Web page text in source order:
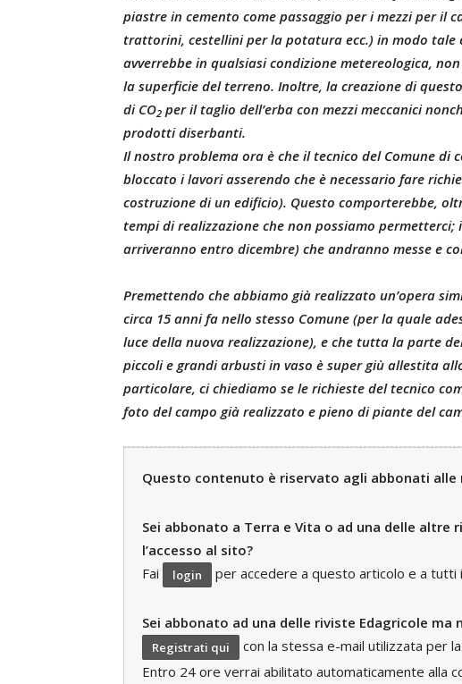
piastre in cemento come passaggio per i mezzi per il
trattorini, cestellini per la potatura ecc.) in modo tale
avverrebbe in qualsiasi condizione metereologica,
la superficie del terreno. Inoltre, la creazione di
di CO2 per il taglio dell’erba con mezzi meccanici
prodotti diserbanti.
Il nostro problema ora è che il tecnico del Comune di
bloccato i lavori asserendo che è necessario fare
costruzione di un edificio). Questo comporterebbe,
tempi di realizzazione che non possiamo
arriveranno entro dicembre) che andranno messe e
Premettendo che abbiamo già realizzato un’opera
circa 15 anni fa nello stesso Comune (per la quale
luce della nuova realizzazione), e che tutta la parte
piccoli e grandi arbusti in vaso è super giù allestita
particolare, ci chiediamo se le richieste del tecnico
foto del campo già realizzato e pieno di piante del
Questo contenuto è riservato agli abbonati alle
Sei abbonato a Terra e Vita o ad una delle
l’accesso al sito?
Fai
login per accedere a questo articolo e a tutti
Sei abbonato ad una delle riviste Edagricole
Registrati qui
con la stessa e-mail utilizzata per
Entro 24 ore verrai abilitato automaticamente alla